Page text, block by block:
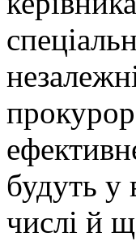
будуть у
числі й